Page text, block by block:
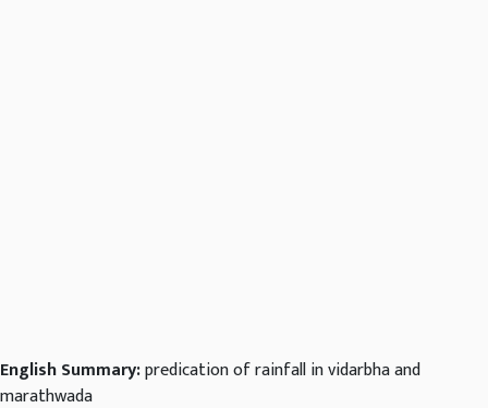
English Summary:predication of rainfall in vidarbha and
marathwada